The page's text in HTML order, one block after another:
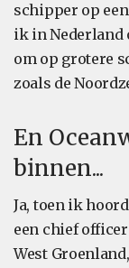
schipper op
ik in Nederland
om op grotere
zoals de
En
binnen...
Ja, toen ik
een chief
West